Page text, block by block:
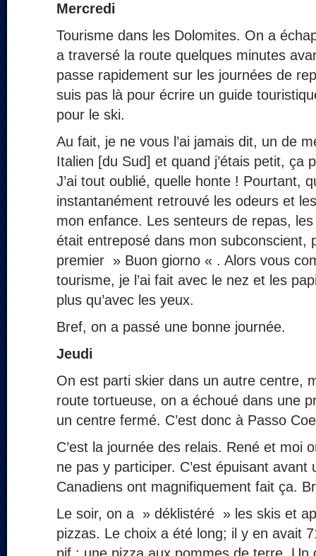
Mercredi
Tourisme dans les Dolomites. On a
a traversé la route quelques minutes
passe rapidement sur les journées de
suis pas là pour écrire un guide
pour le ski.
Au fait, je ne vous l’ai jamais dit, un de
Italien [du Sud] et quand j’étais petit, ça
J’ai tout oublié, quelle honte ! Pourtant,
instantanément retrouvé les odeurs et
mon enfance. Les senteurs de repas,
était entreposé dans mon subconscient,
premier » Buon giorno « . Alors vous
tourisme, je l’ai fait avec le nez et les
plus qu’avec les yeux.
Bref, on a passé une bonne journée.
Jeudi
On est parti skier dans un autre centre,
route tortueuse, on a échoué dans une
un centre fermé. C’est donc à Passo
C’est la journée des relais. René et moi
ne pas y participer. C’est épuisant avant
Canadiens ont magnifiquement fait ça.
Le soir, on a » déklistéré » les skis et
pizzas. Le choix a été long; il y en avait